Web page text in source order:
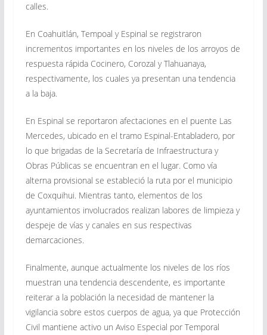
calles.
En Coahuitlán, Tempoal y Espinal se registraron
incrementos importantes en los niveles de los arroyos de
respuesta rápida Cocinero, Corozal y Tlahuanaya,
respectivamente, los cuales ya presentan una tendencia
a la baja.
En Espinal se reportaron afectaciones en el puente Las
Mercedes, ubicado en el tramo Espinal-Entabladero, por
lo que brigadas de la Secretaría de Infraestructura y
Obras Públicas se encuentran en el lugar. Como vía
alterna provisional se estableció la ruta por el municipio
de Coxquihui. Mientras tanto, elementos de los
ayuntamientos involucrados realizan labores de limpieza y
despeje de vías y canales en sus respectivas
demarcaciones.
Finalmente, aunque actualmente los niveles de los ríos
muestran una tendencia descendente, es importante
reiterar a la población la necesidad de mantener la
vigilancia sobre estos cuerpos de agua, ya que Protección
Civil mantiene activo un Aviso Especial por Temporal